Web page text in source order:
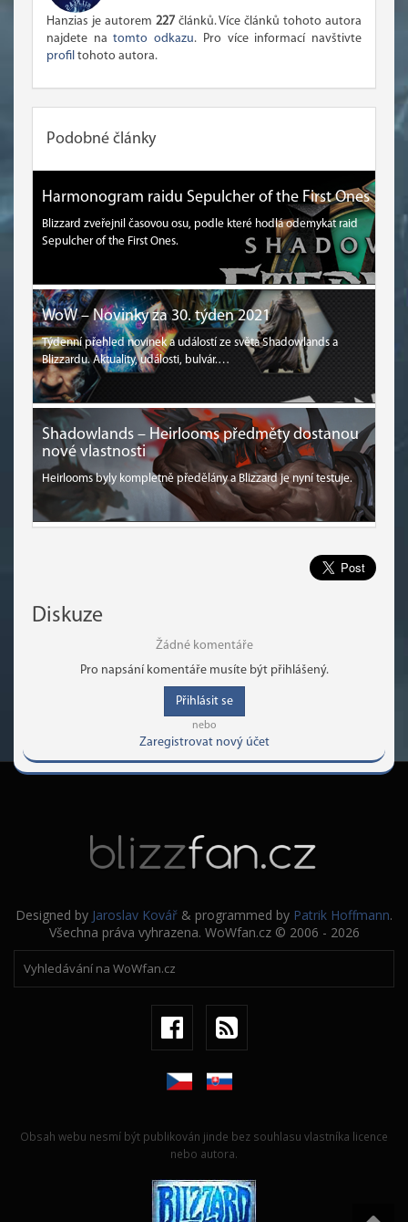
Hanzias je autorem 227článků. Více článků tohoto autora
najdete natomto odkazu. Pro více informací navštivte
profil tohoto autora.
Podobné články
Harmonogram raidu Sepulcher of the First Ones
Blizzard zveřejnil časovou osu, podle které hodlá odemykat raid
Sepulcher of the First Ones.
WoW – Novinky za 30. týden 2021
Týdenní přehled novinek a událostí ze světa Shadowlands a
Blizzardu. Aktuality, události, bulvár.…
Shadowlands – Heirlooms předměty dostanou
nové vlastnosti
Heirlooms byly kompletně předělány a Blizzard je nyní testuje.
Diskuze
Žádné komentáře
Pro napsání komentáře musíte být přihlášený.
Přihlásit se
nebo
Zaregistrovat nový účet
Designed by Jaroslav Kovář & programmed by Patrik Hoffmann.
Všechna práva vyhrazena. WoWfan.cz © 2006 - 2026
Obsah webu nesmí být publikován jinde bez souhlasu vlastníka licence
nebo autora.